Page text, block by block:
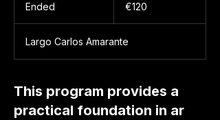
Ended
e
d
€120
Largo Carlos Amarante
This program provides a
practical foundation in ar